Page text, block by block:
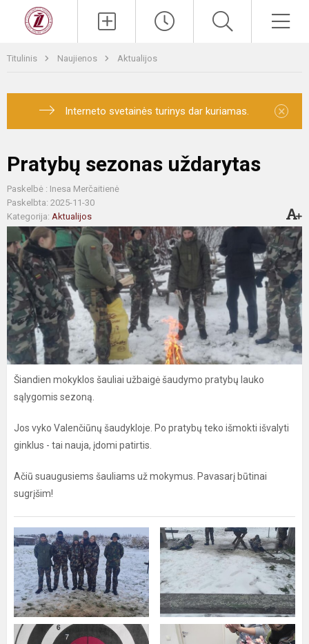
Titulinis Naujienos Aktualijos
Interneto svetainės turinys dar kuriamas. ×
Pratybų sezonas uždarytas
Paskelbė : Inesa Merčaitienė
Paskelbta: 2025-11-30
Kategorija: Aktualijos
Šiandien mokyklos šauliai užbaigė šaudymo pratybų lauko
sąlygomis sezoną.
Jos vyko Valenčiūnų šaudykloje. Po pratybų teko išmokti išvalyti
ginklus - tai nauja, įdomi patirtis.
Ačiū suaugusiems šauliams už mokymus. Pavasarį būtinai
sugrįšim!